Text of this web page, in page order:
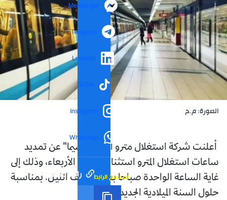
Messenger
Telegram
LinkedIn
TikTok
Instagram
WhatsApp
رابط مختصر تم نسخ الرابط
الصورة: م.ح
أعلنت شركة استغلال مترو الجزائر "سيما" عن تمديد
ساعات استغلال المترو استثنائيا، اليوم الأربعاء، وذلك إلى
غاية الساعة الواحدة صباحا بعد منتصف الليل، بمناسبة
حلول السنة الميلادية الجديدة 2026.